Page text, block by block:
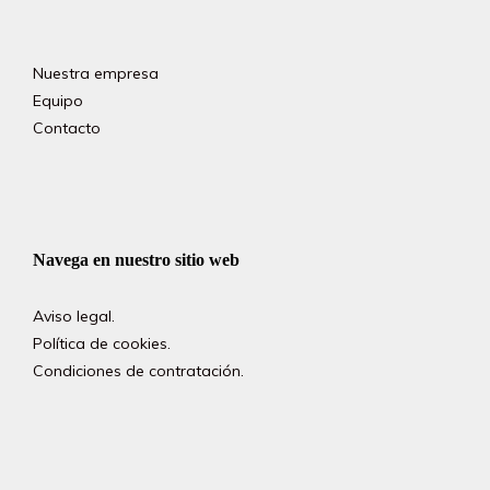
Nuestra empresa
Equipo
Contacto
Navega en nuestro sitio web
Aviso legal.
Política de cookies.
Condiciones de contratación.